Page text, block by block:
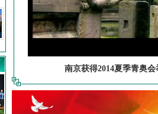
南京获得2014夏季青奥会